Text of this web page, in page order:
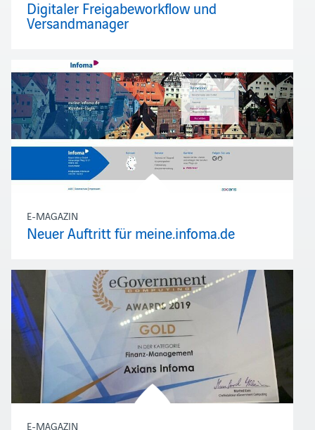
Digitaler Freigabeworkflow und
Versandmanager
E-MAGAZIN
Neuer Auftritt für meine.infoma.de
E-MAGAZIN